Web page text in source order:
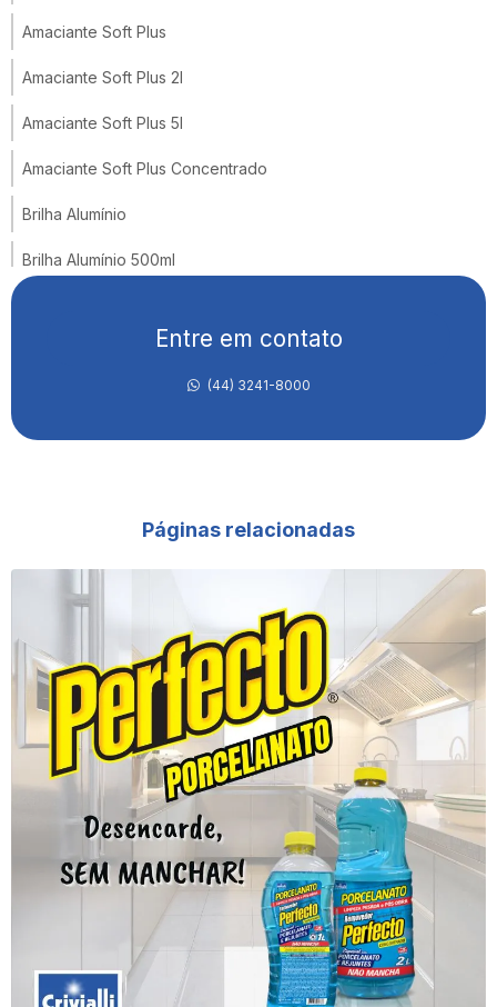
Amaciante Soft Plus
Amaciante Soft Plus 2l
Amaciante Soft Plus 5l
Amaciante Soft Plus Concentrado
Brilha Alumínio
Brilha Alumínio 500ml
Brilha Inox Spray
Cera De Carnaúba Facille Incolor
Cera De Carnaúba Para Madeira
Cera De Carnaúba Para Madeira De Demolição
Cera De Carnaúba Para Madeira Escura
Cera De Carnaúba Para Madeira Incolor
Cera De Carnaúba Para Madeira Líquida
Cera De Carnaúba Para Madeira Onde Comprar
Cera De Carnaúba Para Madeira Preço
Cera De Carnaúba Para Madeira Vermelha
Cera De Carnaúba Para Móveis De Madeira
Entre em contato
(44) 3241-8000
Páginas relacionadas